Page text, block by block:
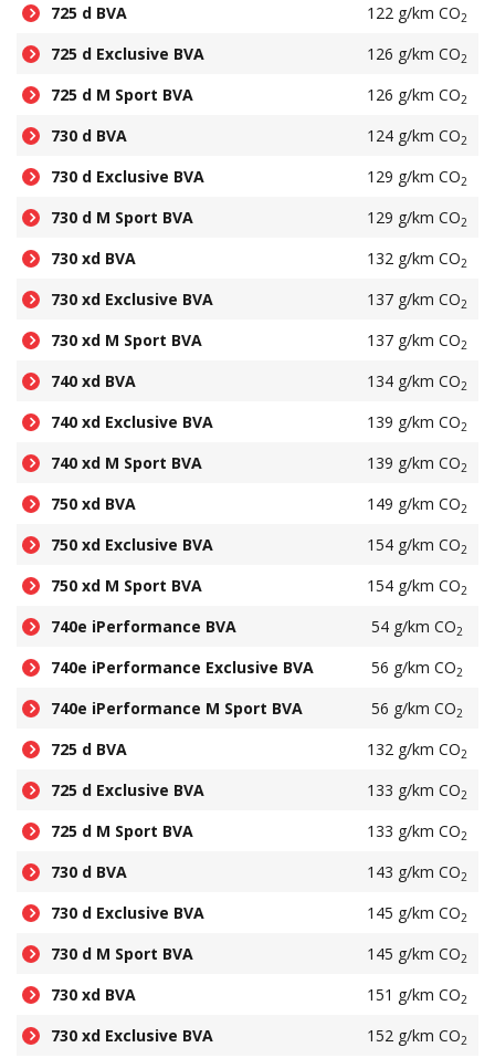
725 d BVA 122 g/km CO2
725 d Exclusive BVA 126 g/km CO2
725 d M Sport BVA 126 g/km CO2
730 d BVA 124 g/km CO2
730 d Exclusive BVA 129 g/km CO2
730 d M Sport BVA 129 g/km CO2
730 xd BVA 132 g/km CO2
730 xd Exclusive BVA 137 g/km CO2
730 xd M Sport BVA 137 g/km CO2
740 xd BVA 134 g/km CO2
740 xd Exclusive BVA 139 g/km CO2
740 xd M Sport BVA 139 g/km CO2
750 xd BVA 149 g/km CO2
750 xd Exclusive BVA 154 g/km CO2
750 xd M Sport BVA 154 g/km CO2
740e iPerformance BVA 54 g/km CO2
740e iPerformance Exclusive BVA 56 g/km CO2
740e iPerformance M Sport BVA 56 g/km CO2
725 d BVA 132 g/km CO2
725 d Exclusive BVA 133 g/km CO2
725 d M Sport BVA 133 g/km CO2
730 d BVA 143 g/km CO2
730 d Exclusive BVA 145 g/km CO2
730 d M Sport BVA 145 g/km CO2
730 xd BVA 151 g/km CO2
730 xd Exclusive BVA 152 g/km CO2